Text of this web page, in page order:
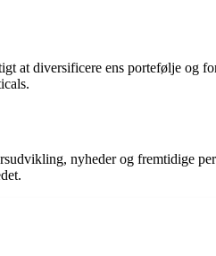
at diversificere ens portefølje og
nyheder og fremtidige